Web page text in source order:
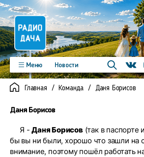
Меню
Новости
Программы
Подкасты
Новинки
Фото
Видео
Реклама
Главная Команда Даня Борисов
Даня Борисов
Я -Даня Борисов(так в паспорте
бы вы ни были, хорошо что зашли на
внимание, поэтому пошёл работать